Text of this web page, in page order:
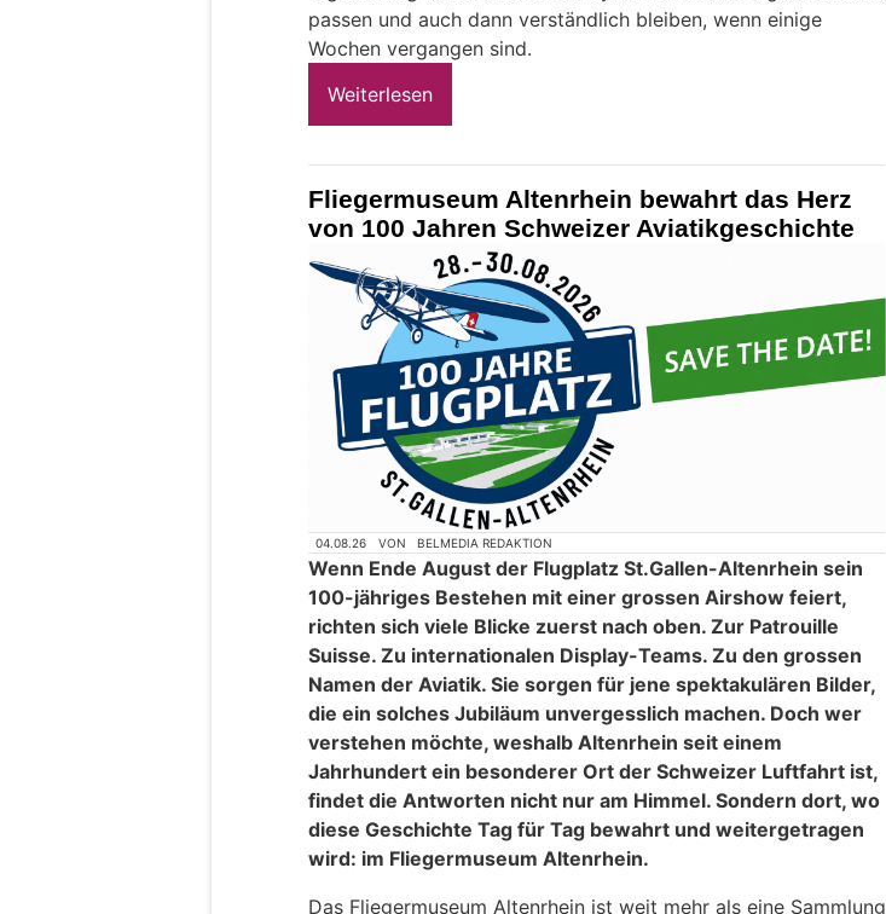
passen und auch dann verständlich bleiben, wenn einige
Wochen vergangen sind.
Weiterlesen
Fliegermuseum Altenrhein bewahrt das Herz
von 100 Jahren Schweizer Aviatikgeschichte
04.08.26 VON BELMEDIA REDAKTION
Wenn Ende August der Flugplatz St.Gallen-Altenrhein sein
100-jähriges Bestehen mit einer grossen Airshow feiert,
richten sich viele Blicke zuerst nach oben. Zur Patrouille
Suisse. Zu internationalen Display-Teams. Zu den grossen
Namen der Aviatik. Sie sorgen für jene spektakulären Bilder,
die ein solches Jubiläum unvergesslich machen. Doch wer
verstehen möchte, weshalb Altenrhein seit einem
Jahrhundert ein besonderer Ort der Schweizer Luftfahrt ist,
findet die Antworten nicht nur am Himmel. Sondern dort, wo
diese Geschichte Tag für Tag bewahrt und weitergetragen
wird: im Fliegermuseum Altenrhein.
Das Fliegermuseum Altenrhein ist weit mehr als eine Sammlung